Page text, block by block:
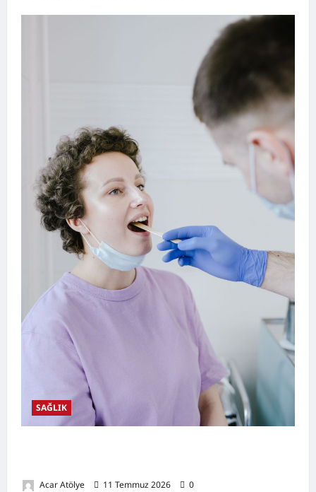
SAĞLIK
Acar Atölye 11 Temmuz 2026 0